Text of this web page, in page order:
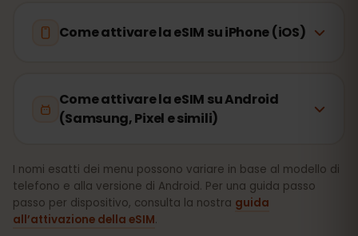
Come attivare la eSIM su iPhone (iOS)
Come attivare la eSIM su Android
(Samsung, Pixel e simili)
I nomi esatti dei menu possono variare in base al modello di
telefono e alla versione di Android. Per una guida passo
passo per dispositivo, consulta la nostra guida
all’attivazione della eSIM.